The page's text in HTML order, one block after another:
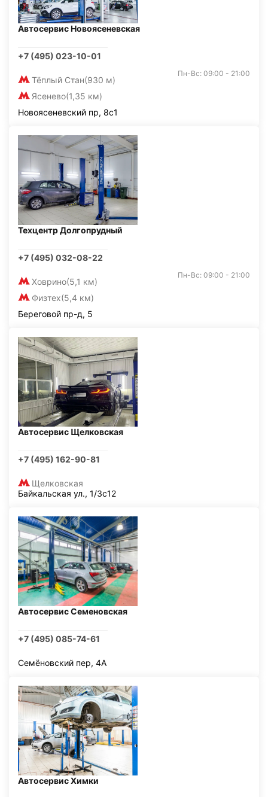
Автосервис Новоясеневская
+7 (495) 023-10-01
Тёплый Стан(930 м)
Ясенево(1,35 км)
Пн-Вс: 09:00 - 21:00
Новоясеневский пр, 8с1
Техцентр Долгопрудный
+7 (495) 032-08-22
Ховрино(5,1 км)
Физтех(5,4 км)
Пн-Вс: 09:00 - 21:00
Береговой пр-д, 5
Автосервис Щелковская
+7 (495) 162-90-81
Щелковская
Байкальская ул., 1/3с12
Автосервис Семеновская
+7 (495) 085-74-61
Семёновский пер, 4А
Автосервис Химки